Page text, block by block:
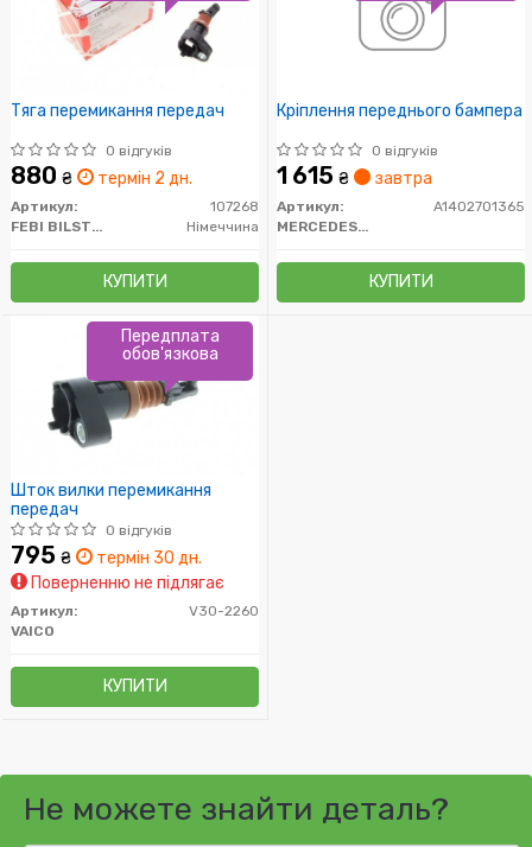
Тяга перемикання передач
0 відгуків
880 ₴ термін 2 дн.
Артикул:
107268
FEBI BILSTEIN
Німеччина
КУПИТИ
Кріплення переднього бампера
0 відгуків
1 615 ₴ завтра
Артикул:
A1402701365
MERCEDES-BENZ
КУПИТИ
Шток вилки перемикання
передач
0 відгуків
795 ₴
термін 30 дн.
Поверненню не підлягає
Артикул:
V30-2260
VAICO
КУПИТИ
Передплата
обов'язкова
Не можете знайти деталь?